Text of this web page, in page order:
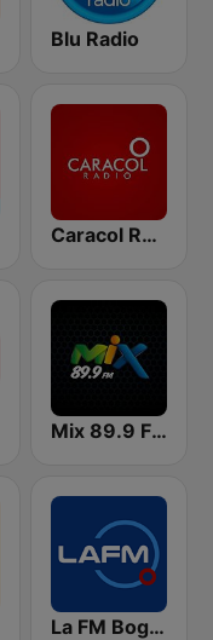
Blu Radio
Caracol Radio
Mix 89.9 FM Medellin
La FM Bogotá